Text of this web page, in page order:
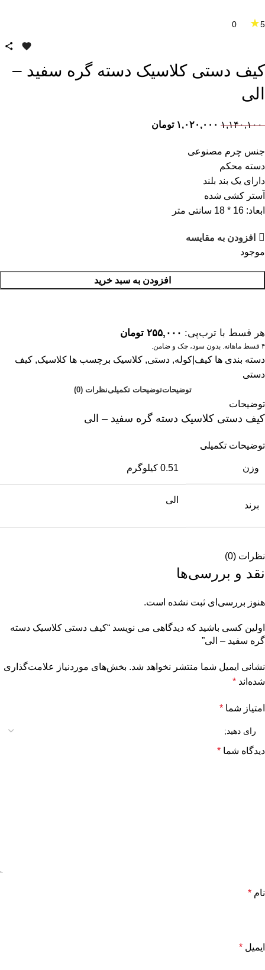
5
★
کیف دستی کلاسیک دسته گره سفید –
الی
۱,۱۴۰,۱۰۰ ۱,۰۲۰,۰۰۰ تومان
جنس چرم مصنوعی
دسته محکم
دارای یک بند بلند
آستر کشی شده
ابعاد: 16 * 18 سانتی متر
افزودن به مقایسه
موجود
افزودن به سبد خرید
هر قسط با ترب‌پی: ۲۵۵,۰۰۰ تومان
۴ قسط ماهانه. بدون سود، چک و ضامن.
دسته بندی ها کیف|کوله, دستی, کلاسیک برچسب ها کلاسیک, کیف
دستی
توضیحاتتوضیحات تکمیلینظرات (0)
توضیحات
کیف دستی کلاسیک دسته گره سفید – الی
توضیحات تکمیلی
وزن 0.51 کیلوگرم
برند
الی
نظرات (0)
نقد و بررسی‌ها
هنوز بررسی‌ای ثبت نشده است.
اولین کسی باشید که دیدگاهی می نویسد “کیف دستی کلاسیک دسته
گره سفید – الی”
نشانی ایمیل شما منتشر نخواهد شد. بخش‌های موردنیاز علامت‌گذاری
شده‌اند *
امتیاز شما *
دیدگاه شما *
نام *
ایمیل *